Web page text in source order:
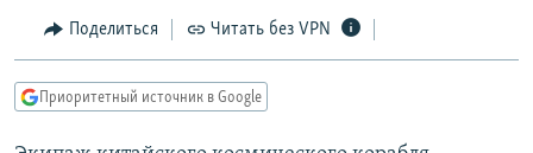
Вернутся
главной
навигации
Вернутся
МНЕНИЯ
IDEL.РЕАЛИИ
Поделиться Читать без VPN
Приоритетный источник в Google